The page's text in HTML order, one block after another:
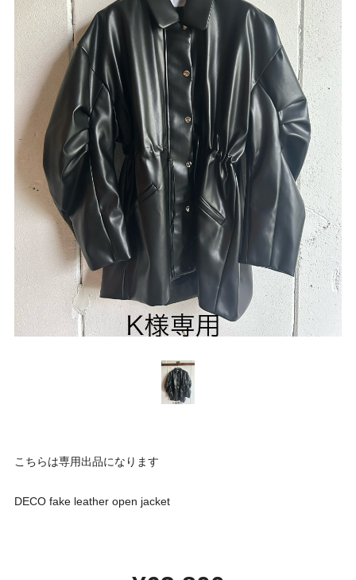
こちらは専用出品になります
DECO fake leather open jacket